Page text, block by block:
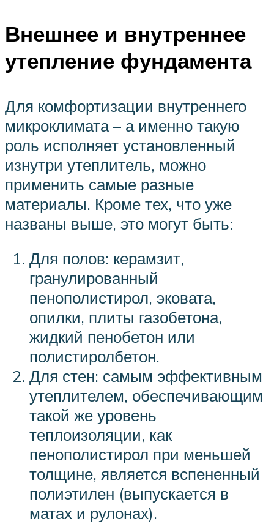
Внешнее и внутреннее
утепление фундамента
Для комфортизации внутреннего
микроклимата – а именно такую
роль исполняет установленный
изнутри утеплитель, можно
применить самые разные
материалы. Кроме тех, что уже
названы выше, это могут быть:
Для полов: керамзит,
гранулированный
пенополистирол, эковата,
опилки, плиты газобетона,
жидкий пенобетон или
полистиролбетон.
Для стен: самым эффективным
утеплителем, обеспечивающим
такой же уровень
теплоизоляции, как
пенополистирол при меньшей
толщине, является вспененный
полиэтилен (выпускается в
матах и рулонах).